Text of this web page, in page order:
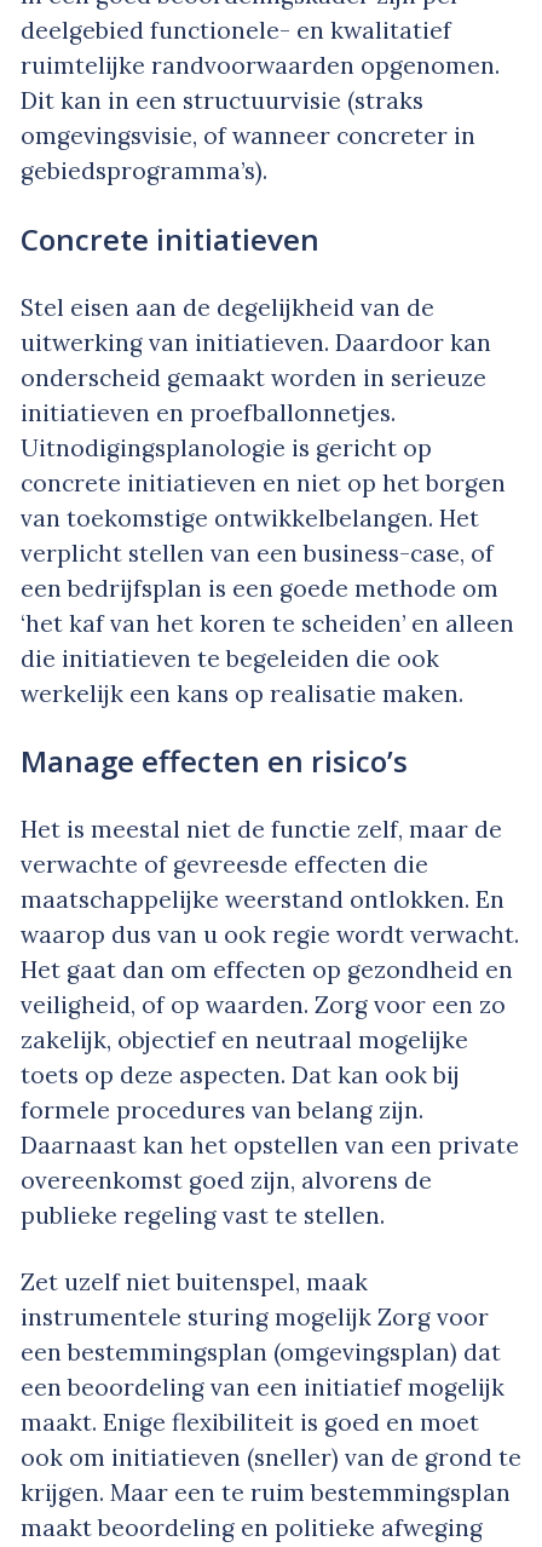
deelgebied functionele- en kwalitatief
ruimtelijke randvoorwaarden opgenomen.
Dit kan in een structuurvisie (straks
omgevingsvisie, of wanneer concreter in
gebiedsprogramma’s).
Concrete initiatieven
Stel eisen aan de degelijkheid van de
uitwerking van initiatieven. Daardoor kan
onderscheid gemaakt worden in serieuze
initiatieven en proefballonnetjes.
Uitnodigingsplanologie is gericht op
concrete initiatieven en niet op het borgen
van toekomstige ontwikkelbelangen. Het
verplicht stellen van een business-case, of
een bedrijfsplan is een goede methode om
‘het kaf van het koren te scheiden’ en alleen
die initiatieven te begeleiden die ook
werkelijk een kans op realisatie maken.
Manage effecten en risico’s
Het is meestal niet de functie zelf, maar de
verwachte of gevreesde effecten die
maatschappelijke weerstand ontlokken. En
waarop dus van u ook regie wordt verwacht.
Het gaat dan om effecten op gezondheid en
veiligheid, of op waarden. Zorg voor een zo
zakelijk, objectief en neutraal mogelijke
toets op deze aspecten. Dat kan ook bij
formele procedures van belang zijn.
Daarnaast kan het opstellen van een private
overeenkomst goed zijn, alvorens de
publieke regeling vast te stellen.
Zet uzelf niet buitenspel, maak
instrumentele sturing mogelijk Zorg voor
een bestemmingsplan (omgevingsplan) dat
een beoordeling van een initiatief mogelijk
maakt. Enige flexibiliteit is goed en moet
ook om initiatieven (sneller) van de grond te
krijgen. Maar een te ruim bestemmingsplan
maakt beoordeling en politieke afweging